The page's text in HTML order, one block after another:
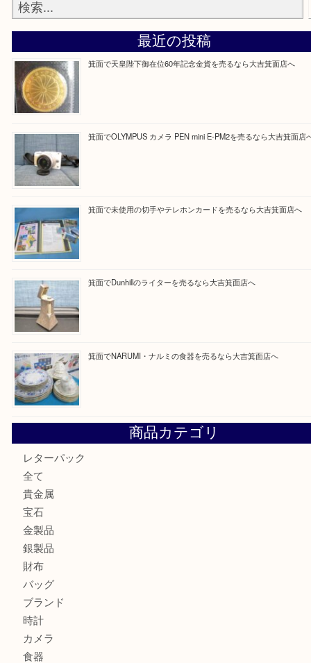
ていただき
当店の下記画面をスキャンしてください！
Facebook
Twitter
最近の投稿